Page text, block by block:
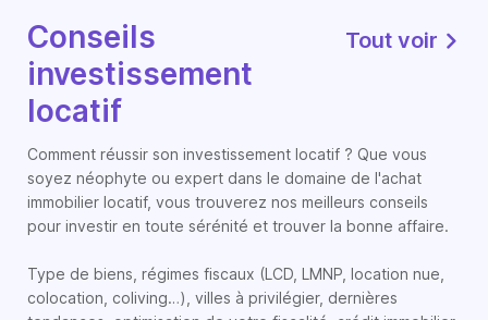
Conseils
investissement
locatif
Tout voir
Comment réussir son investissement locatif ? Que vous
soyez néophyte ou expert dans le domaine de l'achat
immobilier locatif, vous trouverez nos meilleurs conseils
pour investir en toute sérénité et trouver la bonne affaire.
Type de biens, régimes fiscaux (LCD, LMNP, location nue,
colocation, coliving…), villes à privilégier, dernières